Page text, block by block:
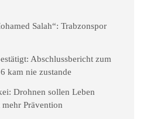
Salah“: Trabzonspor
Abschlussbericht zum
kam nie zustande
Drohnen sollen Leben
Prävention